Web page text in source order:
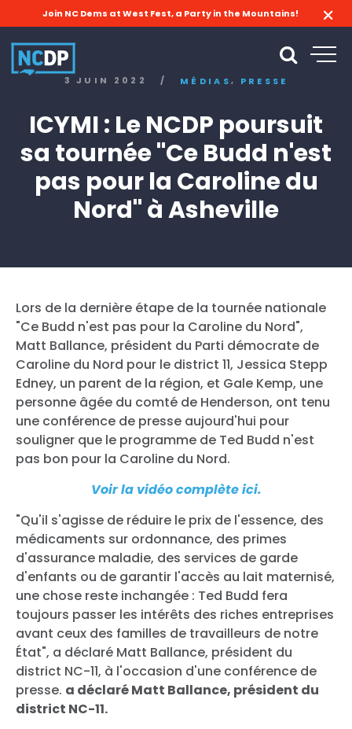
Join NC Dems at West Fest, a Party in the Mountains!
3 JUIN 2022 / MÉDIAS, PRESSE
ICYMI : Le NCDP poursuit
sa tournée "Ce Budd n'est
pas pour la Caroline du
Nord" à Asheville
Lors de la dernière étape de la tournée nationale
"Ce Budd n'est pas pour la Caroline du Nord",
Matt Ballance, président du Parti démocrate de
Caroline du Nord pour le district 11, Jessica Stepp
Edney, un parent de la région, et Gale Kemp, une
personne âgée du comté de Henderson, ont tenu
une conférence de presse aujourd'hui pour
souligner que le programme de Ted Budd n'est
pas bon pour la Caroline du Nord.
Voir la vidéo complète ici.
"Qu'il s'agisse de réduire le prix de l'essence, des
médicaments sur ordonnance, des primes
d'assurance maladie, des services de garde
d'enfants ou de garantir l'accès au lait maternisé,
une chose reste inchangée : Ted Budd fera
toujours passer les intérêts des riches entreprises
avant ceux des familles de travailleurs de notre
État", a déclaré Matt Ballance, président du
district NC-11, à l'occasion d'une conférence de
presse. a déclaré Matt Ballance, président du
district NC-11.